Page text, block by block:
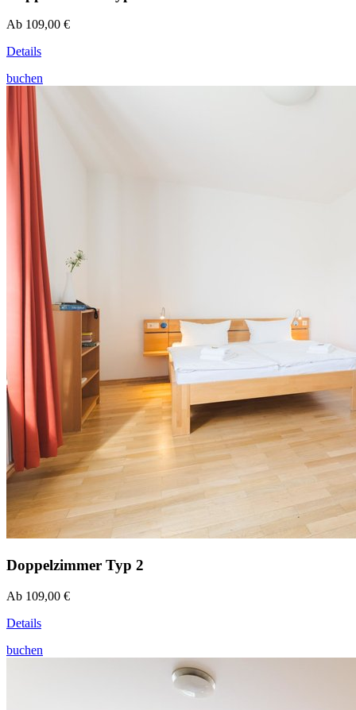
Ab 109,00 €
Details
buchen
Doppelzimmer Typ 2
Ab 109,00 €
Details
buchen